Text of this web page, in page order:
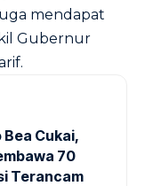
mendapat
Gubernur
Bea Cukai,
70
Terancam